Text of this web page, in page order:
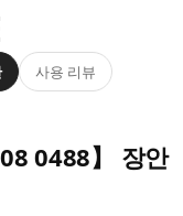
사용 리뷰
0488】 장안